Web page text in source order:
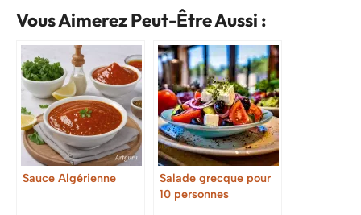
Vous Aimerez Peut-Être Aussi :
Sauce Algérienne
Salade grecque pour
10 personnes